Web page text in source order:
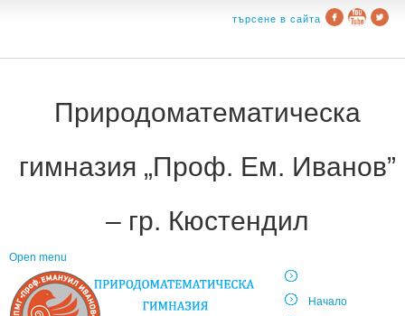
търсене в сайта
Природоматематическа
гимназия „Проф. Ем. Иванов”
– гр. Кюстендил
Open menu
Начало